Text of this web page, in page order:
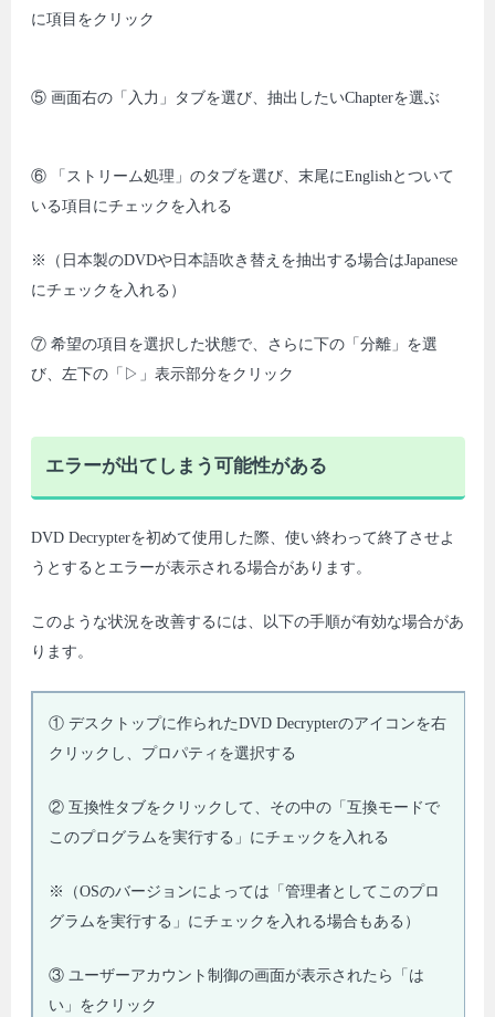
に項目をクリック
⑤ 画面右の「入力」タブを選び、抽出したいChapterを選ぶ
⑥ 「ストリーム処理」のタブを選び、末尾にEnglishとついて
いる項目にチェックを入れる
※（日本製のDVDや日本語吹き替えを抽出する場合はJapanese
にチェックを入れる）
⑦ 希望の項目を選択した状態で、さらに下の「分離」を選
び、左下の「▷」表示部分をクリック
エラーが出てしまう可能性がある
DVD Decrypterを初めて使用した際、使い終わって終了させよ
うとするとエラーが表示される場合があります。
このような状況を改善するには、以下の手順が有効な場合があ
ります。
① デスクトップに作られたDVD Decrypterのアイコンを右
クリックし、プロパティを選択する
② 互換性タブをクリックして、その中の「互換モードで
このプログラムを実行する」にチェックを入れる
※（OSのバージョンによっては「管理者としてこのプロ
グラムを実行する」にチェックを入れる場合もある）
③ ユーザーアカウント制御の画面が表示されたら「は
い」をクリック